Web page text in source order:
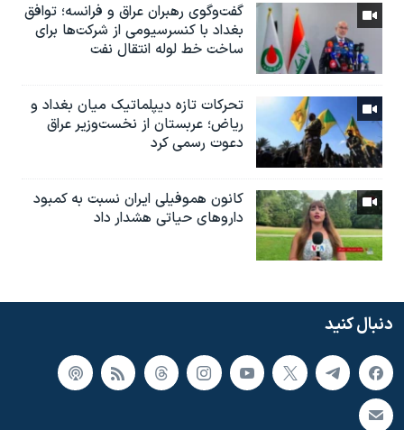
گفت‌وگوی رهبران عراق و فرانسه؛ توافق
بغداد با کنسرسیومی از شرکت‌ها برای
ساخت خط لوله انتقال نفت
تحرکات تازه دیپلماتیک میان بغداد و
ریاض؛ عربستان از نخست‌وزیر عراق
دعوت رسمی کرد
کانون هموفیلی ایران نسبت به کمبود
داروهای حیاتی هشدار داد
دنبال کنید